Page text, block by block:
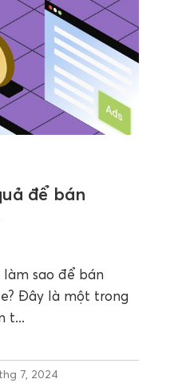
để bán
sao để bán
Đây là một trong
t...
7, 2024